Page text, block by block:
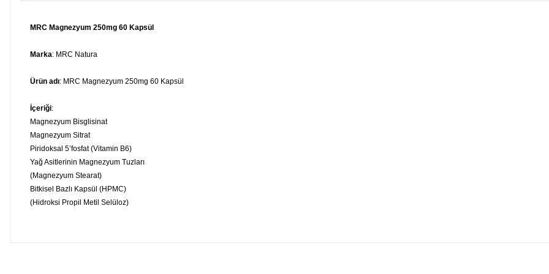
MRC Magnezyum 250mg 60 Kapsül
Marka: MRC Natura
Ürün adı: MRC Magnezyum 250mg 60 Kapsül
İçeriği:
Magnezyum Bisglisinat
Magnezyum Sitrat
Piridoksal 5’fosfat (Vitamin B6)
Yağ Asitlerinin Magnezyum Tuzları
(Magnezyum Stearat)
Bitkisel Bazlı Kapsül (HPMC)
(Hidroksi Propil Metil Selüloz)